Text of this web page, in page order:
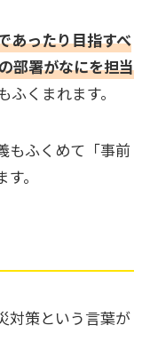
あったり目指すべ
部署がなにを担当
ふくまれます。
もふくめて「事前
。
対策という言葉が